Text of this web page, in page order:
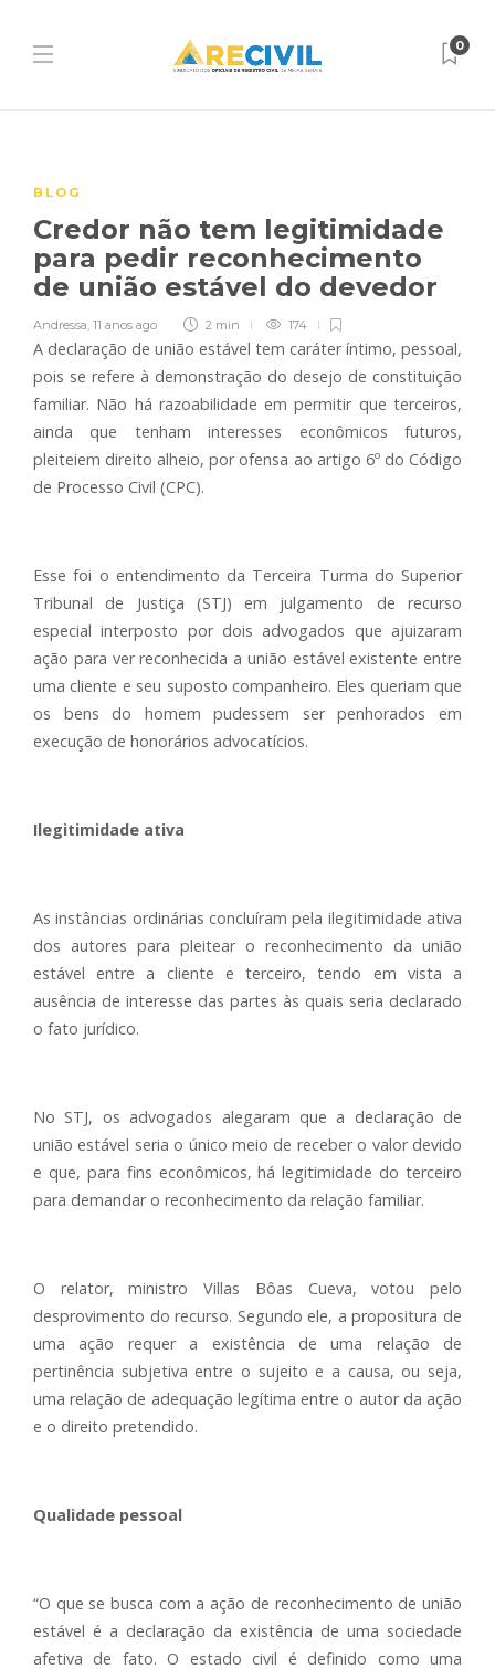
0
BLOG
Credor não tem legitimidade
para pedir reconhecimento
de união estável do devedor
Andressa, 11 anos ago 2 min 174
A declaração de união estável tem caráter íntimo, pessoal,
pois se refere à demonstração do desejo de constituição
familiar. Não há razoabilidade em permitir que terceiros,
ainda que tenham interesses econômicos futuros,
pleiteiem direito alheio, por ofensa ao artigo 6º do Código
de Processo Civil (CPC).
Esse foi o entendimento da Terceira Turma do Superior
Tribunal de Justiça (STJ) em julgamento de recurso
especial interposto por dois advogados que ajuizaram
ação para ver reconhecida a união estável existente entre
uma cliente e seu suposto companheiro. Eles queriam que
os bens do homem pudessem ser penhorados em
execução de honorários advocatícios.
Ilegitimidade ativa
As instâncias ordinárias concluíram pela ilegitimidade ativa
dos autores para pleitear o reconhecimento da união
estável entre a cliente e terceiro, tendo em vista a
ausência de interesse das partes às quais seria declarado
o fato jurídico.
No STJ, os advogados alegaram que a declaração de
união estável seria o único meio de receber o valor devido
e que, para fins econômicos, há legitimidade do terceiro
para demandar o reconhecimento da relação familiar.
O relator, ministro Villas Bôas Cueva, votou pelo
desprovimento do recurso. Segundo ele, a propositura de
uma ação requer a existência de uma relação de
pertinência subjetiva entre o sujeito e a causa, ou seja,
uma relação de adequação legítima entre o autor da ação
e o direito pretendido.
Qualidade pessoal
“O que se busca com a ação de reconhecimento de união
estável é a declaração da existência de uma sociedade
afetiva de fato. O estado civil é definido como uma